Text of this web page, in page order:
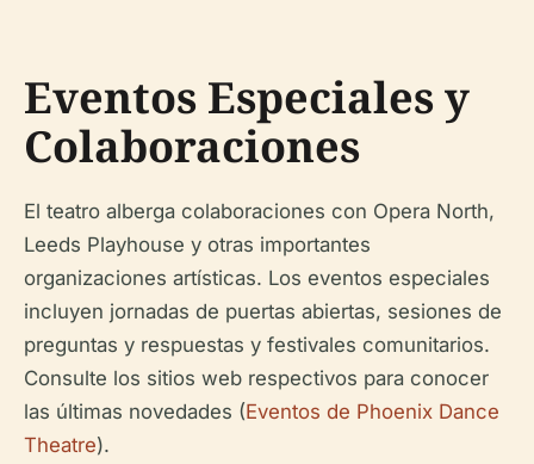
Eventos Especiales y
Colaboraciones
El teatro alberga colaboraciones con Opera North,
Leeds Playhouse y otras importantes
organizaciones artísticas. Los eventos especiales
incluyen jornadas de puertas abiertas, sesiones de
preguntas y respuestas y festivales comunitarios.
Consulte los sitios web respectivos para conocer
las últimas novedades (Eventos de Phoenix Dance
Theatre).